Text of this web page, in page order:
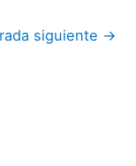
siguiente →